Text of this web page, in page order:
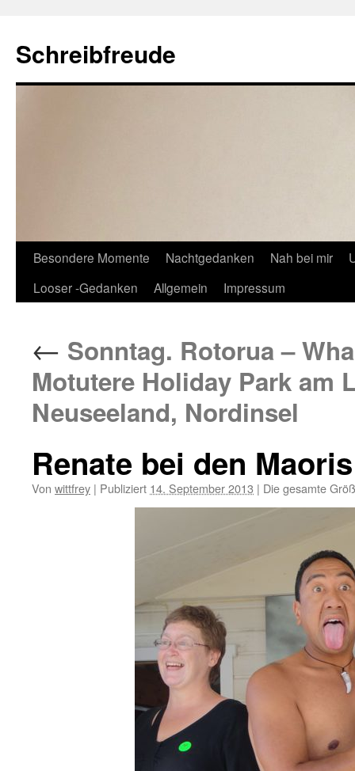
Schreibfreude
Besondere Momente Nachtgedanken Nah bei mir
Looser -Gedanken
Allgemein Impressum
← Sonntag. Rotorua –
Motutere Holiday Park am
Neuseeland, Nordinsel
Renate bei den
Von wittfrey | Publiziert 14. September 2013 | Die gesamte